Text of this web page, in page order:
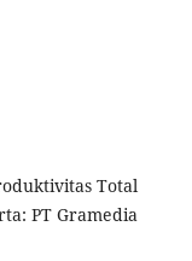
Total
PT Gramedia